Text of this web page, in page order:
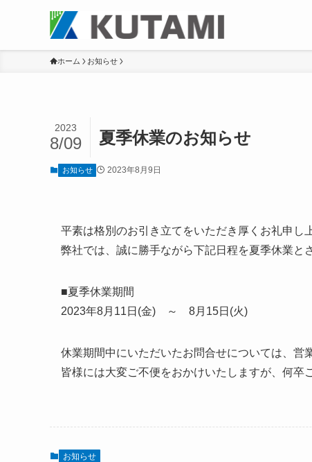
ホーム お知らせ
夏季休業のお知らせ
2023
8/09
お知らせ 2023年8月9日
平素は格別のお引き立てをいただき厚くお礼申し
弊社では、誠に勝手ながら下記日程を夏季休業と
■夏季休業期間
2023年8月11日(金) ～ 8月15日(火)
休業期間中にいただいたお問合せについては、営
皆様には大変ご不便をおかけいたしますが、何卒
お知らせ